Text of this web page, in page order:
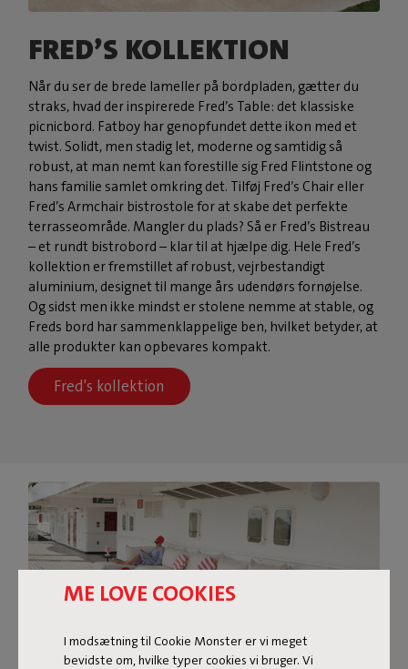
ME LOVE COOKIES
I modsætning til Cookie Monster er vi meget
bevidste om, hvilke typer cookies vi bruger. Vi
FRED’S KOLLEKTION
Når du ser de brede lameller på bordpladen, gætter du
straks, hvad der inspirerede Fred’s Table: det klassiske
picnicbord. Fatboy har genopfundet dette ikon med et
twist. Solidt, men stadig let, moderne og samtidig så
robust, at man nemt kan forestille sig Fred Flintstone og
hans familie samlet omkring det. Tilføj Fred’s Chair eller
Fred’s Armchair bistrostole for at skabe det perfekte
terrasseområde. Mangler du plads? Så er Fred’s Bistreau
– et rundt bistrobord – klar til at hjælpe dig. Hele Fred’s
kollektion er fremstillet af robust, vejrbestandigt
aluminium, designet til mange års udendørs fornøjelse.
Og sidst men ikke mindst er stolene nemme at stable, og
Freds bord har sammenklappelige ben, hvilket betyder, at
alle produkter kan opbevares kompakt.
Fred's kollektion